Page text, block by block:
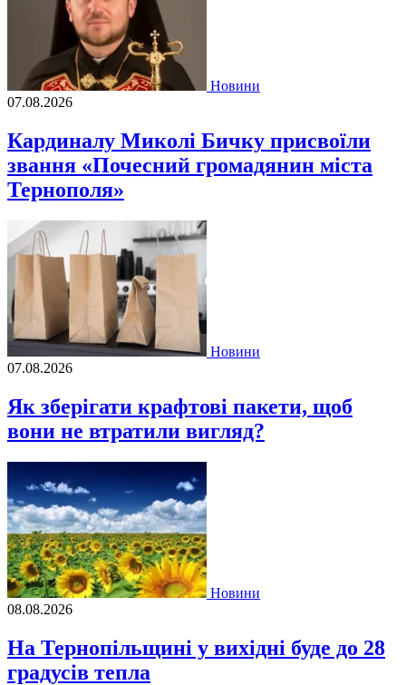
Новини
07.08.2026
Кардиналу Миколі Бичку присвоїли
звання «Почесний громадянин міста
Тернополя»
Новини
07.08.2026
Як зберігати крафтові пакети, щоб
вони не втратили вигляд?
Новини
08.08.2026
На Тернопільщині у вихідні буде до 28
градусів тепла